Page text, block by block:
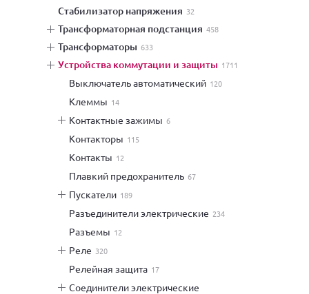
стабилизатор напряжения 32
трансформаторная подстанция 458
трансформаторы 633
устройства коммутации и защиты 1711
выключатель автоматический 120
клеммы 14
контактные зажимы 6
контакторы 115
контакты 12
плавкий предохранитель 67
пускатели 189
разъединители электрические 234
разъемы 12
реле 320
релейная защита 17
соединители электрические